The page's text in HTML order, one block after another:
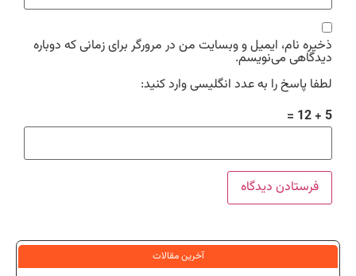
ذخیره نام، ایمیل و وبسایت من در مرورگر برای زمانی که دوباره
دیدگاهی می‌نویسم.
لطفا پاسخ را به عدد انگلیسی وارد کنید:
5 + 12 =
آخرین مقالات